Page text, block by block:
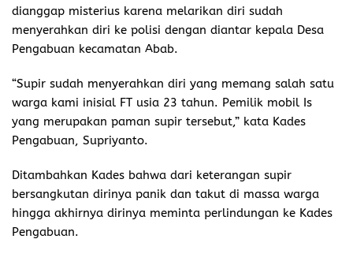
dianggap misterius karena melarikan diri sudah
menyerahkan diri ke polisi dengan diantar kepala Desa
Pengabuan kecamatan Abab.
“Supir sudah menyerahkan diri yang memang salah satu
warga kami inisial FT usia 23 tahun. Pemilik mobil Is
yang merupakan paman supir tersebut,” kata Kades
Pengabuan, Supriyanto.
Ditambahkan Kades bahwa dari keterangan supir
bersangkutan dirinya panik dan takut di massa warga
hingga akhirnya dirinya meminta perlindungan ke Kades
Pengabuan.